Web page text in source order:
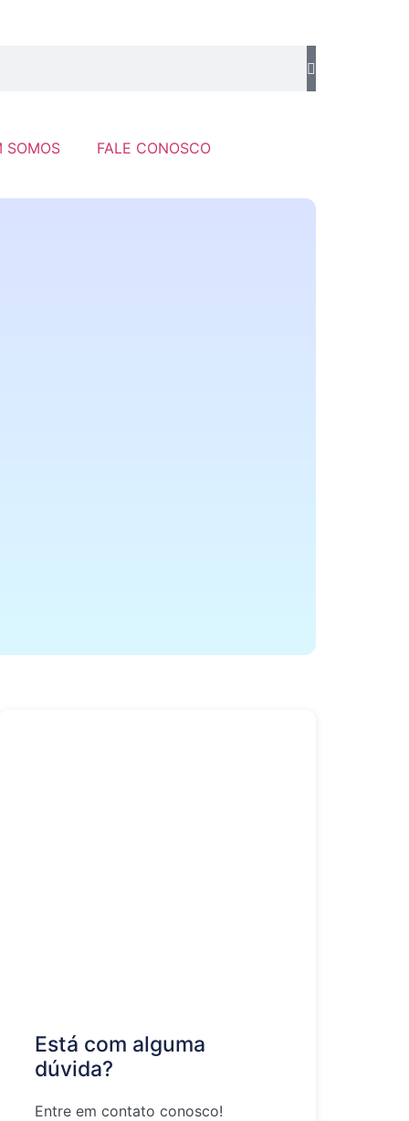
SOMOS FALE CONOSCO
Está com alguma
dúvida?
Entre em contato conosco!